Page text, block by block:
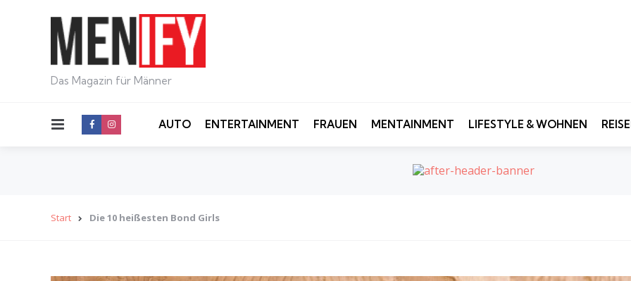
Das Magazin für Männer
Menu AUTO ENTERTAINMENT FRAUEN MENTAINMENT LIFESTYLE & WOHNEN
Start Die 10 heißesten Bond Girls